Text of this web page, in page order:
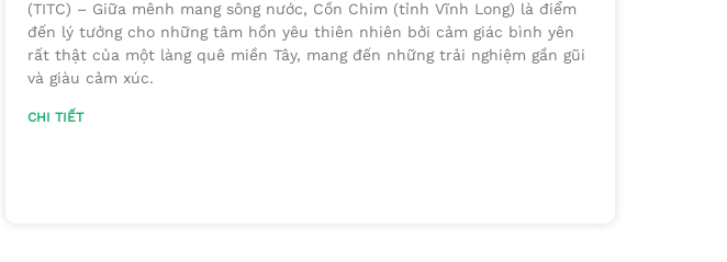
(TITC) – Giữa mênh mang sông nước, Cồn Chim (tỉnh Vĩnh Long) là điểm
đến lý tưởng cho những tâm hồn yêu thiên nhiên bởi cảm giác bình yên
rất thật của một làng quê miền Tây, mang đến những trải nghiệm gần gũi
và giàu cảm xúc.
CHI TIẾT